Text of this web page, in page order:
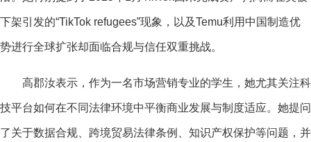
下架引发的“TikTok refugees”现象，以及Temu利用中国制造优
势进行全球扩张却面临合规与信任双重挑战。
高郡汝表示，作为一名市场营销专业的学生，她尤其关注科
技平台如何在不同法律环境中平衡商业发展与制度适应。她提问
了关于数据合规、跨境贸易法律条例、知识产权保护等问题，并